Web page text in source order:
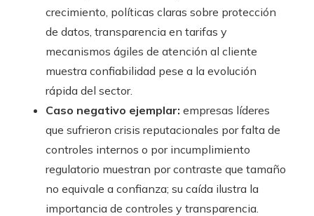
crecimiento, políticas claras sobre protección
de datos, transparencia en tarifas y
mecanismos ágiles de atención al cliente
muestra confiabilidad pese a la evolución
rápida del sector.
Caso negativo ejemplar: empresas líderes
que sufrieron crisis reputacionales por falta de
controles internos o por incumplimiento
regulatorio muestran por contraste que tamaño
no equivale a confianza; su caída ilustra la
importancia de controles y transparencia.